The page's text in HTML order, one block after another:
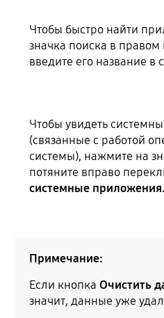
Чтобы быстро найти
значка поиска в правом
введите его название в
Чтобы увидеть
(связанные с работой
системы), нажмите на
потяните вправо
системные приложения.
Примечание:
Если кнопкаОчистить
значит, данные уже